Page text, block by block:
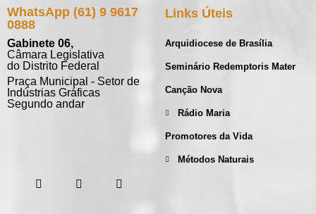
WhatsApp (61) 9 9617
0888
Gabinete 06,
Câmara Legislativa
do Distrito Federal
Praça Municipal - Setor de
Indústrias Gráficas
Segundo andar
Links Úteis
Arquidiocese de Brasília
Seminário Redemptoris Mater
Canção Nova
Rádio Maria
Promotores da Vida
Métodos Naturais